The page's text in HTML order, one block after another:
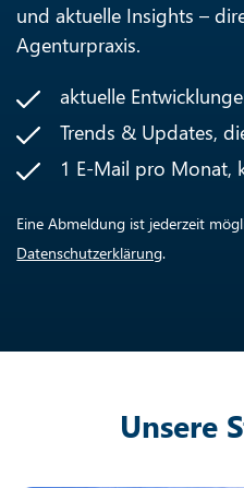
und aktuelle Insights –
Agenturpraxis.
aktuelle
Trends & Updates,
1 E-Mail pro Monat,
Eine Abmeldung ist jederzeit
Datenschutzerklärung.
Unsere